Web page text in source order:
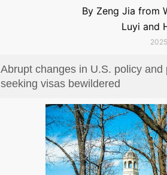
By Zeng Jia from
Luyi and
Abrupt changes in U.S. policy
seeking visas bewildered